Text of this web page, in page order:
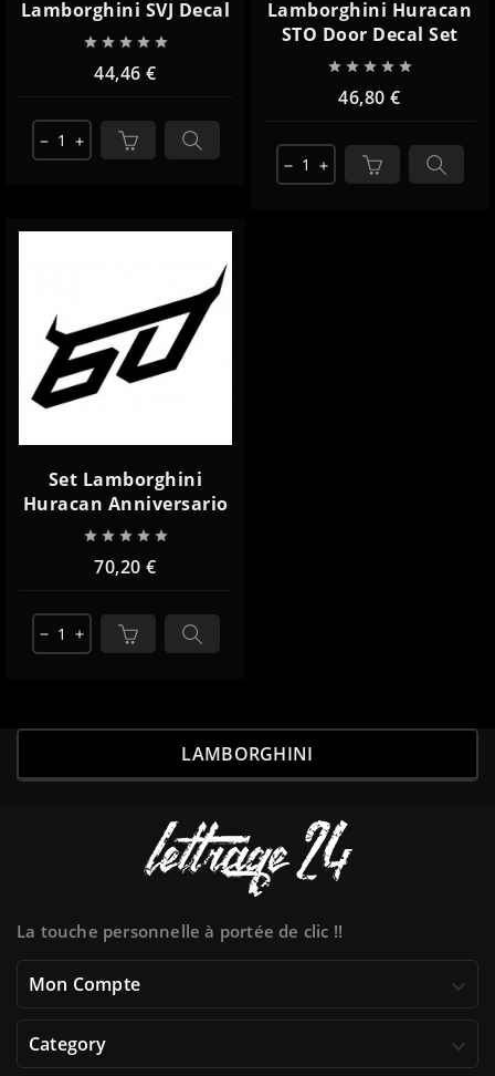
Lamborghini SVJ Decal
    
44,46 €
remove add
Lamborghini Huracan
STO Door Decal Set
    
46,80 €
remove add
Set Lamborghini
Huracan Anniversario
    
70,20 €
remove add
LAMBORGHINI
La touche personnelle à portée de clic !!
Mon Compte 
Category 